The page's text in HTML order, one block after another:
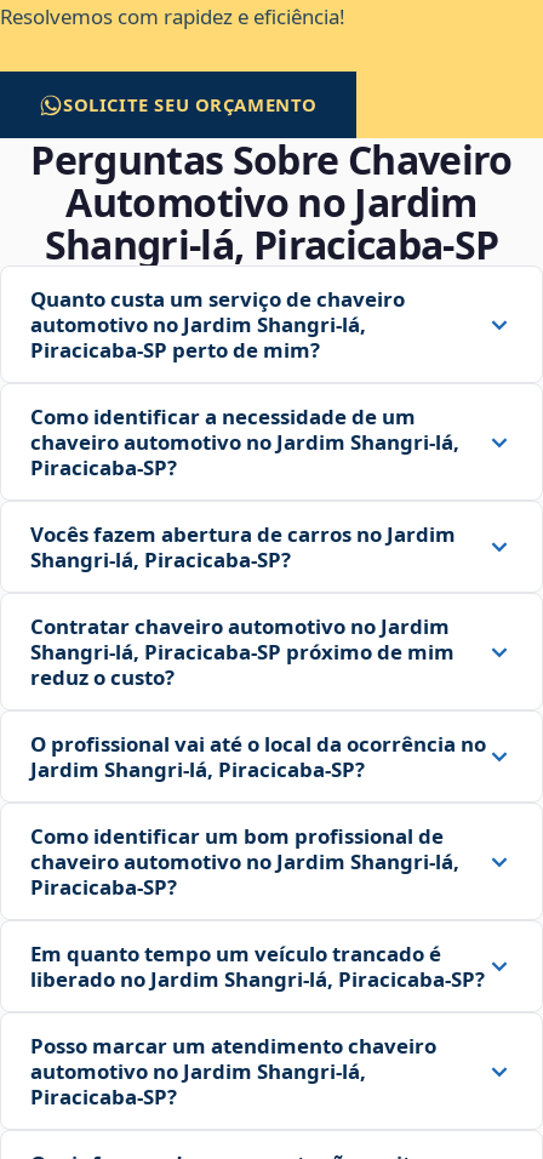
Resolvemos com rapidez e eficiência!
SOLICITE SEU ORÇAMENTO
Perguntas Sobre Chaveiro
Automotivo no Jardim
Shangri-lá, Piracicaba‑SP
Quanto custa um serviço de chaveiro
automotivo no Jardim Shangri-lá,
Piracicaba‑SP perto de mim?
Como identificar a necessidade de um
chaveiro automotivo no Jardim Shangri-lá,
Piracicaba‑SP?
Vocês fazem abertura de carros no Jardim
Shangri-lá, Piracicaba‑SP?
Contratar chaveiro automotivo no Jardim
Shangri-lá, Piracicaba‑SP próximo de mim
reduz o custo?
O profissional vai até o local da ocorrência no
Jardim Shangri-lá, Piracicaba‑SP?
Como identificar um bom profissional de
chaveiro automotivo no Jardim Shangri-lá,
Piracicaba‑SP?
Em quanto tempo um veículo trancado é
liberado no Jardim Shangri-lá, Piracicaba‑SP?
Posso marcar um atendimento chaveiro
automotivo no Jardim Shangri-lá,
Piracicaba‑SP?